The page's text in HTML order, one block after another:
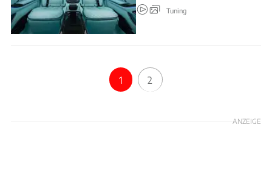
Tuning
1 2
ANZEIGE